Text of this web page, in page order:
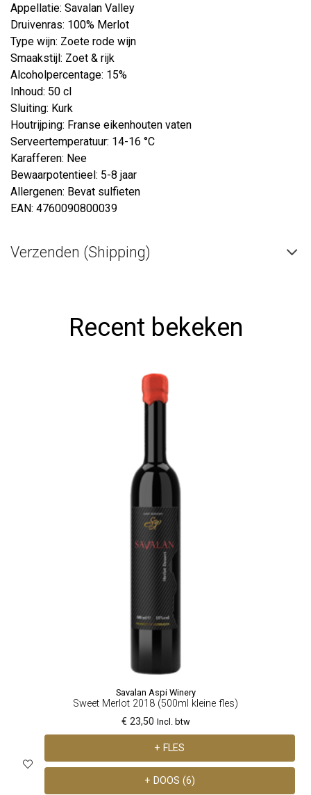
Appellatie: Savalan Valley
Druivenras: 100% Merlot
Type wijn: Zoete rode wijn
Smaakstijl: Zoet & rijk
Alcoholpercentage: 15%
Inhoud: 50 cl
Sluiting: Kurk
Houtrijping: Franse eikenhouten vaten
Serveertemperatuur: 14-16 °C
Karafferen: Nee
Bewaarpotentieel: 5-8 jaar
Allergenen: Bevat sulfieten
EAN: 4760090800039
Verzenden (Shipping)
Recent bekeken
Savalan Aspi Winery
Sweet Merlot 2018 (500ml kleine fles)
€ 23,50 Incl. btw
+ FLES
+ DOOS (6)